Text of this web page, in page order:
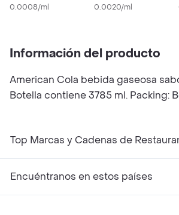
0.0008/ml
ORIGINAL 1000 Ml
0.0020/ml
Información del producto
American Cola bebida gaseosa
Botella contiene 3785 ml. Packing:
Top Marcas y Cadenas de
Encuéntranos en estos países